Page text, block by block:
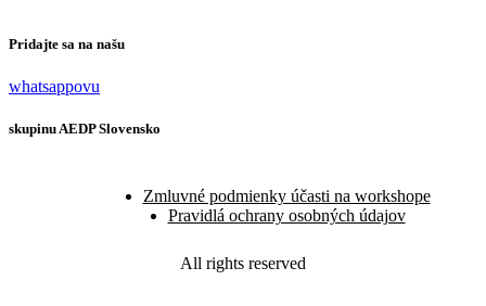
Pridajte sa na našu
whatsappovu
skupinu AEDP Slovensko
Zmluvné podmienky účasti na workshope
Pravidlá ochrany osobných údajov
All rights reserved